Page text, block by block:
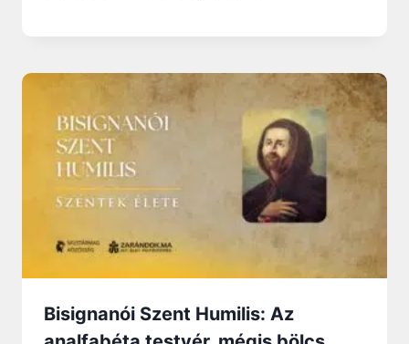
Bisignanói Szent Humilis: Az